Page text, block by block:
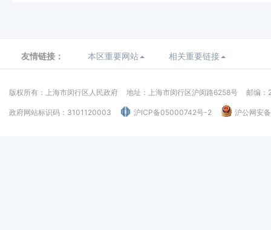
友情链接： 本区重要网站 相关重要链接
版权所有：上海市闵行区人民政府 地址：上海市闵行区沪闵路6258号 邮编：
政府网站标识码：3101120003 沪ICP备05000742号-2 沪公网安